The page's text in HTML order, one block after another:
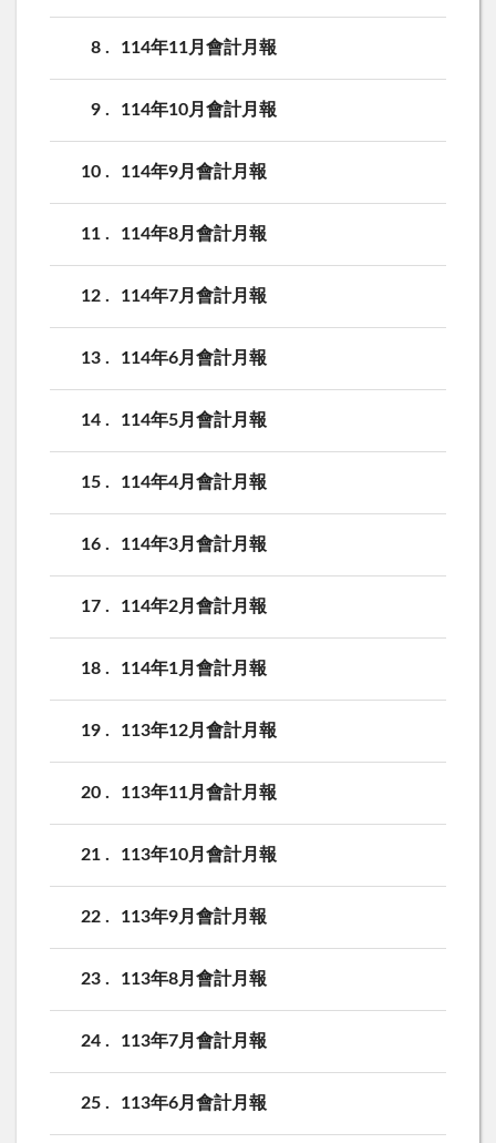
8 114年11月會計月報
9 114年10月會計月報
10 114年9月會計月報
11 114年8月會計月報
12 114年7月會計月報
13 114年6月會計月報
14 114年5月會計月報
15 114年4月會計月報
16 114年3月會計月報
17 114年2月會計月報
18 114年1月會計月報
19 113年12月會計月報
20 113年11月會計月報
21 113年10月會計月報
22 113年9月會計月報
23 113年8月會計月報
24 113年7月會計月報
25 113年6月會計月報